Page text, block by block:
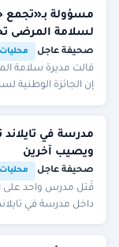
مسؤولة بـ«تجمع
لسلامة المرضى
صحيفة عاجل محليات
قالت مديرة سلامة
إن الجائزة الوطنية
مدرسة في
ويصيب آخرين
صحيفة عاجل محليات
قُتل مدرس واحد على
داخل مدرسة في